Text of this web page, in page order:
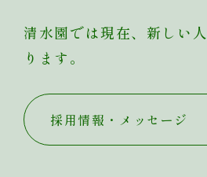
清水園では現在、新しい
ります。
採用情報・メッセージ